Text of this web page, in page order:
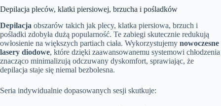
Depilacja pleców, klatki piersiowej, brzucha i pośladków
Depilacja obszarów takich jak plecy, klatka piersiowa, brzuch i
pośladki zdobyła dużą popularność. Te zabiegi skutecznie redukują
owłosienie na większych partiach ciała. Wykorzystujemy nowoczesne
lasery diodowe, które dzięki zaawansowanemu systemowi chłodzenia
znacząco minimalizują odczuwany dyskomfort, sprawiając, że
depilacja staje się niemal bezbolesna.
Seria indywidualnie dopasowanych sesji skutkuje: